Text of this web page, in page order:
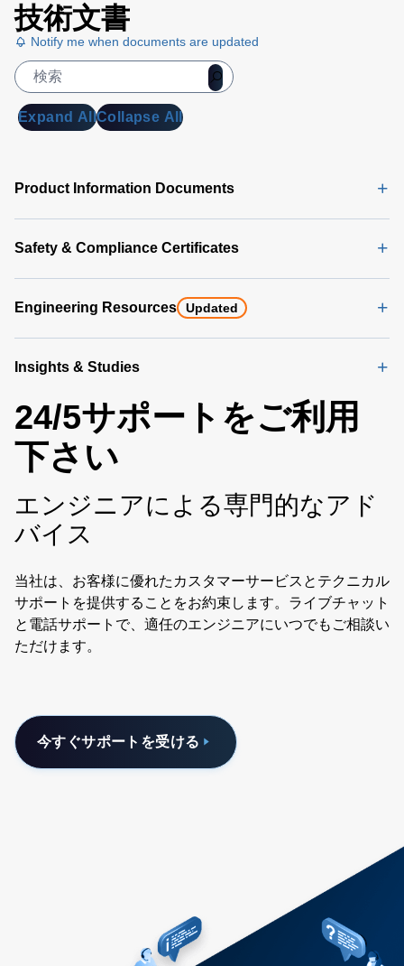
技術文書
Notify me when documents are updated
Expand AllCollapse All
Product Information Documents
Safety & Compliance Certificates
Engineering Resources Updated
Insights & Studies
24/5サポートをご利用
下さい
エンジニアによる専門的なアド
バイス
当社は、お客様に優れたカスタマーサービスとテクニカル
サポートを提供することをお約束します。ライブチャット
と電話サポートで、適任のエンジニアにいつでもご相談い
ただけます。
今すぐサポートを受ける